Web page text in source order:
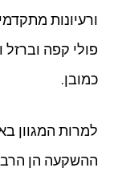
ורעיונות
פולי קפה וברזל
כמובן.
למרות המגוון
ההשקעה הן